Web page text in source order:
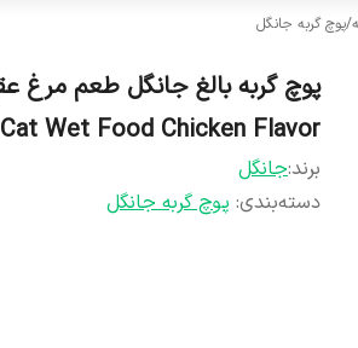
/پوچ گربه جانگل
Cat Wet Food Chicken Flavor وزن ۸۵ گرم
برند:جانگل
دسته‌بندی: پوچ گربه جانگل